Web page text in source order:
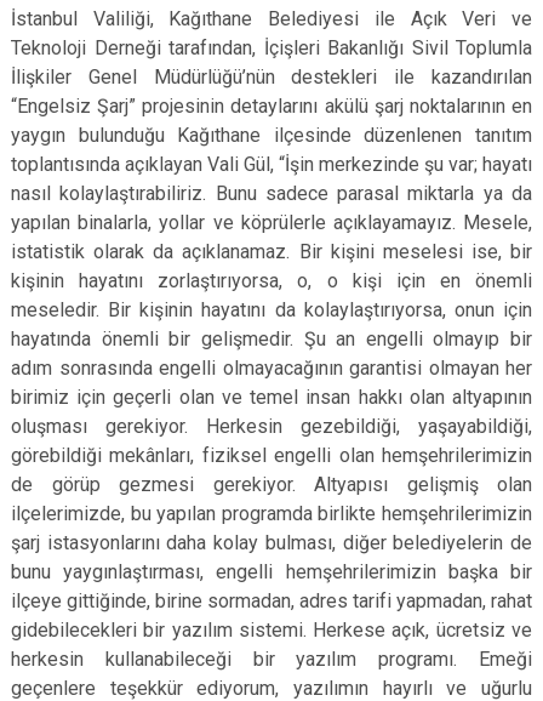
İstanbul Valiliği, Kağıthane Belediyesi ile Açık Veri ve
Teknoloji Derneği tarafından, İçişleri Bakanlığı Sivil Toplumla
İlişkiler Genel Müdürlüğü’nün destekleri ile kazandırılan
“Engelsiz Şarj” projesinin detaylarını akülü şarj noktalarının en
yaygın bulunduğu Kağıthane ilçesinde düzenlenen tanıtım
toplantısında açıklayan Vali Gül, “İşin merkezinde şu var; hayatı
nasıl kolaylaştırabiliriz. Bunu sadece parasal miktarla ya da
yapılan binalarla, yollar ve köprülerle açıklayamayız. Mesele,
istatistik olarak da açıklanamaz. Bir kişini meselesi ise, bir
kişinin hayatını zorlaştırıyorsa, o, o kişi için en önemli
meseledir. Bir kişinin hayatını da kolaylaştırıyorsa, onun için
hayatında önemli bir gelişmedir. Şu an engelli olmayıp bir
adım sonrasında engelli olmayacağının garantisi olmayan her
birimiz için geçerli olan ve temel insan hakkı olan altyapının
oluşması gerekiyor. Herkesin gezebildiği, yaşayabildiği,
görebildiği mekânları, fiziksel engelli olan hemşehrilerimizin
de görüp gezmesi gerekiyor. Altyapısı gelişmiş olan
ilçelerimizde, bu yapılan programda birlikte hemşehrilerimizin
şarj istasyonlarını daha kolay bulması, diğer belediyelerin de
bunu yaygınlaştırması, engelli hemşehrilerimizin başka bir
ilçeye gittiğinde, birine sormadan, adres tarifi yapmadan, rahat
gidebilecekleri bir yazılım sistemi. Herkese açık, ücretsiz ve
herkesin kullanabileceği bir yazılım programı. Emeği
geçenlere teşekkür ediyorum, yazılımın hayırlı ve uğurlu